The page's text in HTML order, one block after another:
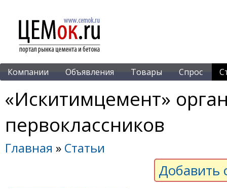
Компании Объявления Товары Спрос
«Искитимцемент»
первоклассников
Главная » Статьи
Добавить